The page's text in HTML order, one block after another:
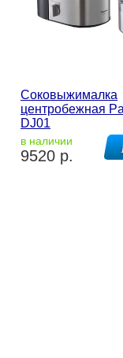
Соковыжималка
центробежная
DJ01
в наличии
9520 р.